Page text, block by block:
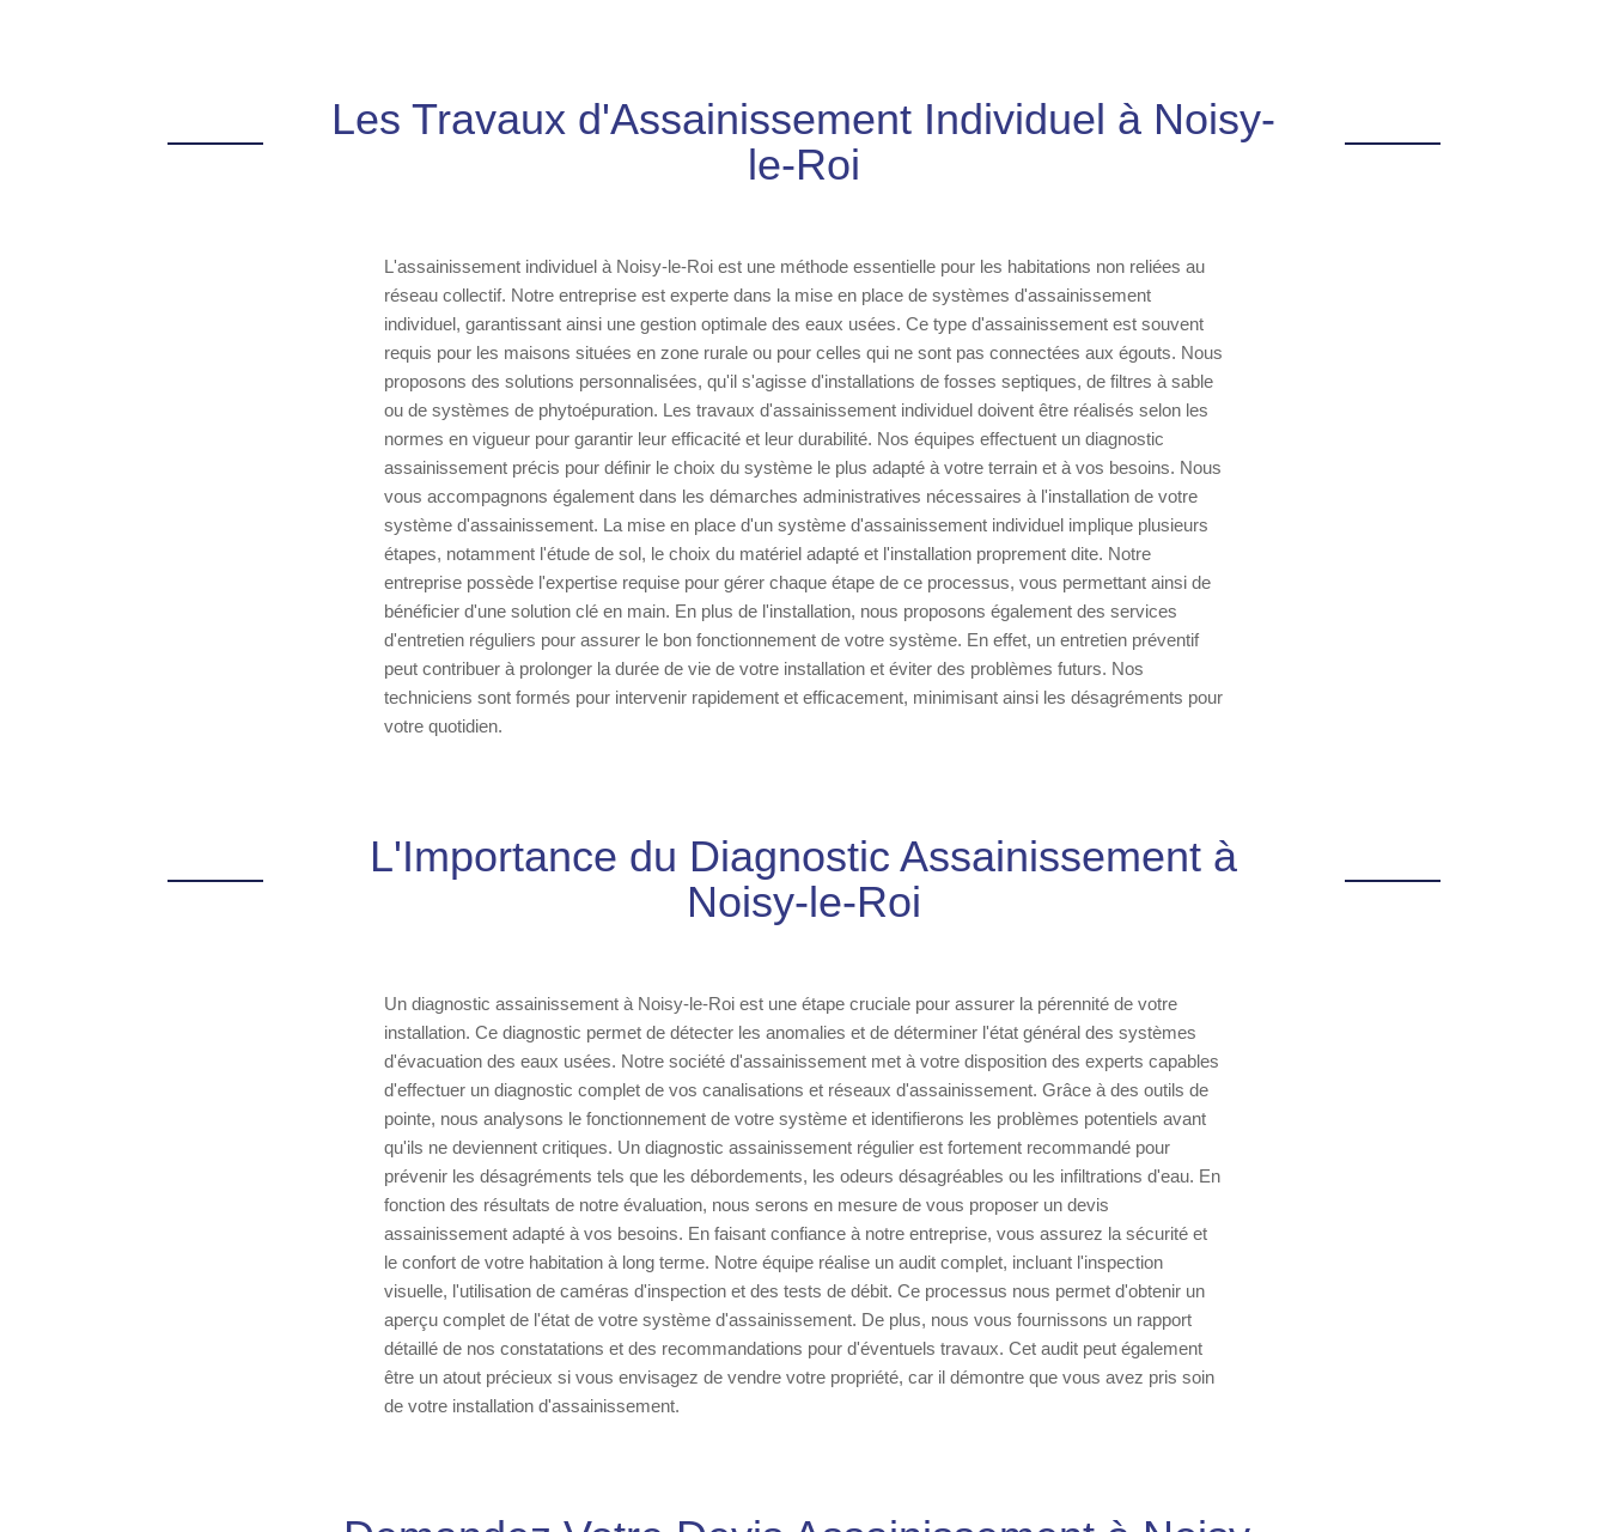
Les Travaux d'Assainissement Individuel à Noisy-
le-Roi
L'assainissement individuel à Noisy-le-Roi est une méthode essentielle pour les habitations non reliées au
réseau collectif. Notre entreprise est experte dans la mise en place de systèmes d'assainissement
individuel, garantissant ainsi une gestion optimale des eaux usées. Ce type d'assainissement est souvent
requis pour les maisons situées en zone rurale ou pour celles qui ne sont pas connectées aux égouts. Nous
proposons des solutions personnalisées, qu'il s'agisse d'installations de fosses septiques, de filtres à sable
ou de systèmes de phytoépuration. Les travaux d'assainissement individuel doivent être réalisés selon les
normes en vigueur pour garantir leur efficacité et leur durabilité. Nos équipes effectuent un diagnostic
assainissement précis pour définir le choix du système le plus adapté à votre terrain et à vos besoins. Nous
vous accompagnons également dans les démarches administratives nécessaires à l'installation de votre
système d'assainissement. La mise en place d'un système d'assainissement individuel implique plusieurs
étapes, notamment l'étude de sol, le choix du matériel adapté et l'installation proprement dite. Notre
entreprise possède l'expertise requise pour gérer chaque étape de ce processus, vous permettant ainsi de
bénéficier d'une solution clé en main. En plus de l'installation, nous proposons également des services
d'entretien réguliers pour assurer le bon fonctionnement de votre système. En effet, un entretien préventif
peut contribuer à prolonger la durée de vie de votre installation et éviter des problèmes futurs. Nos
techniciens sont formés pour intervenir rapidement et efficacement, minimisant ainsi les désagréments pour
votre quotidien.
L'Importance du Diagnostic Assainissement à
Noisy-le-Roi
Un diagnostic assainissement à Noisy-le-Roi est une étape cruciale pour assurer la pérennité de votre
installation. Ce diagnostic permet de détecter les anomalies et de déterminer l'état général des systèmes
d'évacuation des eaux usées. Notre société d'assainissement met à votre disposition des experts capables
d'effectuer un diagnostic complet de vos canalisations et réseaux d'assainissement. Grâce à des outils de
pointe, nous analysons le fonctionnement de votre système et identifierons les problèmes potentiels avant
qu'ils ne deviennent critiques. Un diagnostic assainissement régulier est fortement recommandé pour
prévenir les désagréments tels que les débordements, les odeurs désagréables ou les infiltrations d'eau. En
fonction des résultats de notre évaluation, nous serons en mesure de vous proposer un devis
assainissement adapté à vos besoins. En faisant confiance à notre entreprise, vous assurez la sécurité et
le confort de votre habitation à long terme. Notre équipe réalise un audit complet, incluant l'inspection
visuelle, l'utilisation de caméras d'inspection et des tests de débit. Ce processus nous permet d'obtenir un
aperçu complet de l'état de votre système d'assainissement. De plus, nous vous fournissons un rapport
détaillé de nos constatations et des recommandations pour d'éventuels travaux. Cet audit peut également
être un atout précieux si vous envisagez de vendre votre propriété, car il démontre que vous avez pris soin
de votre installation d'assainissement.